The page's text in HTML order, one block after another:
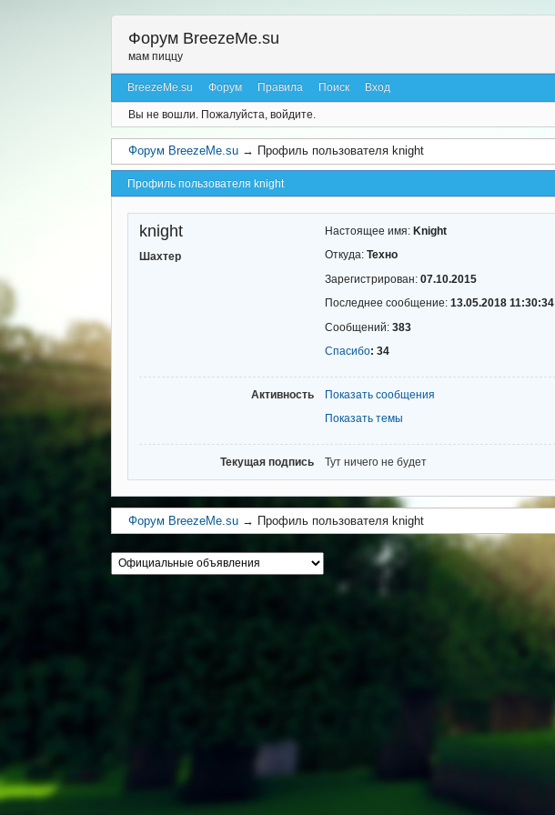
Форум BreezeMe.su
мам пиццу
BreezeMe.su Форум Правила Поиск Вход
Вы не вошли. Пожалуйста, войдите.
Форум BreezeMe.su → Профиль пользователя knight
Профиль пользователя knight
knight
Шахтер
Настоящее имя: Knight
Откуда: Техно
Зарегистрирован: 07.10.2015
Последнее сообщение: 13.05.2018 11:30:34
Сообщений: 383
Спасибо: 34
Активность
Показать сообщения
Показать темы
Текущая подпись Тут ничего не будет
Форум BreezeMe.su → Профиль пользователя knight